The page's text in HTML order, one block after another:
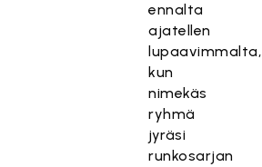
ennalta
ajatellen
lupaavimmalta,
kun
nimekäs
ryhmä
jyräsi
runkosarjan